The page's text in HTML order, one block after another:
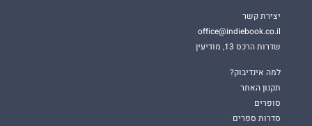
יצירת קשר
office@indiebook.co.il
שדרות הרכס 13, מודיעין
למה אינדיבוק?
תקנון האתר
סופרים
סדרות ספרים